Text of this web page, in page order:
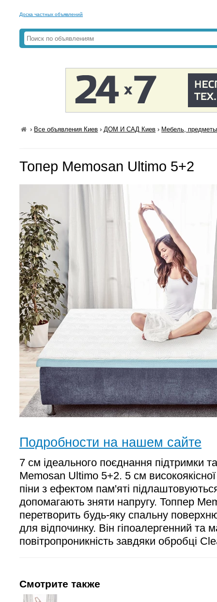
Доска частных объявлений
› Все объявления Киев ›ДОМ И САД Киев › Мебель,
Топер Memosan Ultimo 5+2
Подробности на нашем сайте
7 см ідеального поєднання підтримки
Memosan Ultimo 5+2. 5 см
піни з ефектом пам'яті
допомагають зняти напругу. Топпер
перетворить будь-яку спальну
для відпочинку. Він гіпоалергенний та
повітропроникність завдяки обробці
Смотрите также